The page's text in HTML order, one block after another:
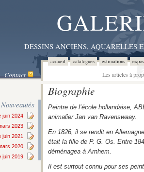
DESSINS ANCIENS,
accueil catalogues estimations
Contact Les articles à
Nouveautés
juin 2024
2023
juin 2021
2020
juin 2019
Biographie
Peintre de l’école hollandaise,
animalier Jan van Ravenswaay.
En 1826, il se rendit en
était la fille de P. G. Os. Entre
déménagea à Arnhem.
Il est surtout connu pour ses